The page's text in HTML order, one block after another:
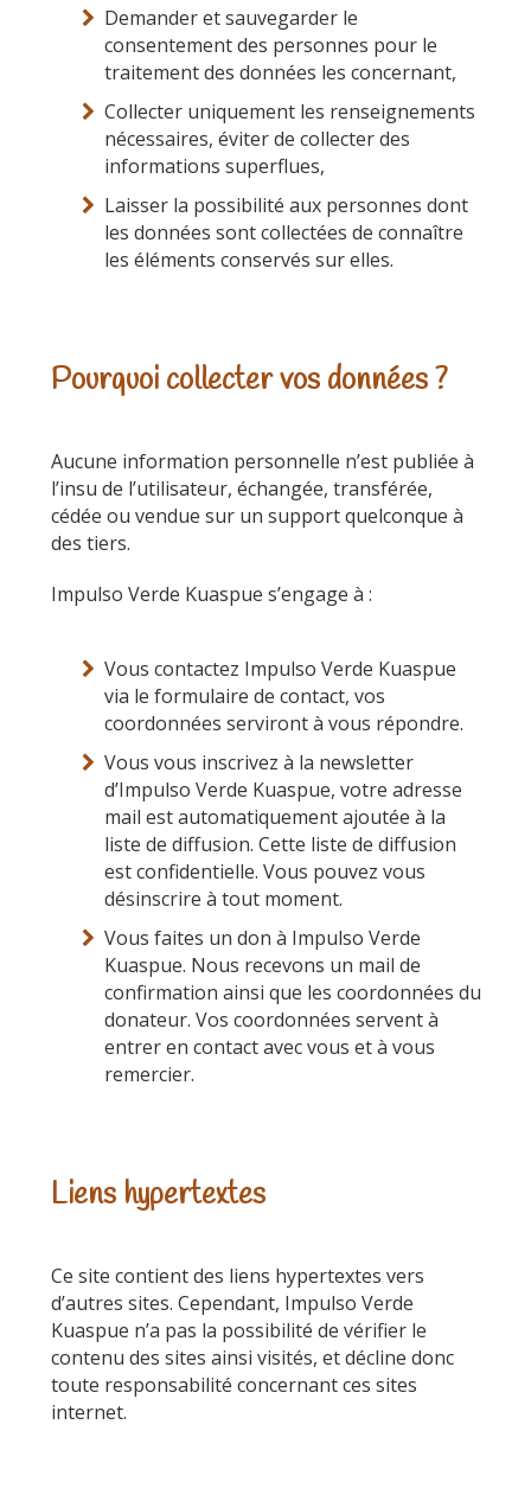
Demander et sauvegarder le
consentement des personnes pour le
traitement des données les concernant,
Collecter uniquement les renseignements
nécessaires, éviter de collecter des
informations superflues,
Laisser la possibilité aux personnes dont
les données sont collectées de connaître
les éléments conservés sur elles.
Pourquoi collecter vos données ?
Aucune information personnelle n’est publiée à
l’insu de l’utilisateur, échangée, transférée,
cédée ou vendue sur un support quelconque à
des tiers.
Impulso Verde Kuaspue s’engage à :
Vous contactez Impulso Verde Kuaspue
via le formulaire de contact, vos
coordonnées serviront à vous répondre.
Vous vous inscrivez à la newsletter
d’Impulso Verde Kuaspue, votre adresse
mail est automatiquement ajoutée à la
liste de diffusion. Cette liste de diffusion
est confidentielle. Vous pouvez vous
désinscrire à tout moment.
Vous faites un don à Impulso Verde
Kuaspue. Nous recevons un mail de
confirmation ainsi que les coordonnées du
donateur. Vos coordonnées servent à
entrer en contact avec vous et à vous
remercier.
Liens hypertextes
Ce site contient des liens hypertextes vers
d’autres sites. Cependant, Impulso Verde
Kuaspue n’a pas la possibilité de vérifier le
contenu des sites ainsi visités, et décline donc
toute responsabilité concernant ces sites
internet.